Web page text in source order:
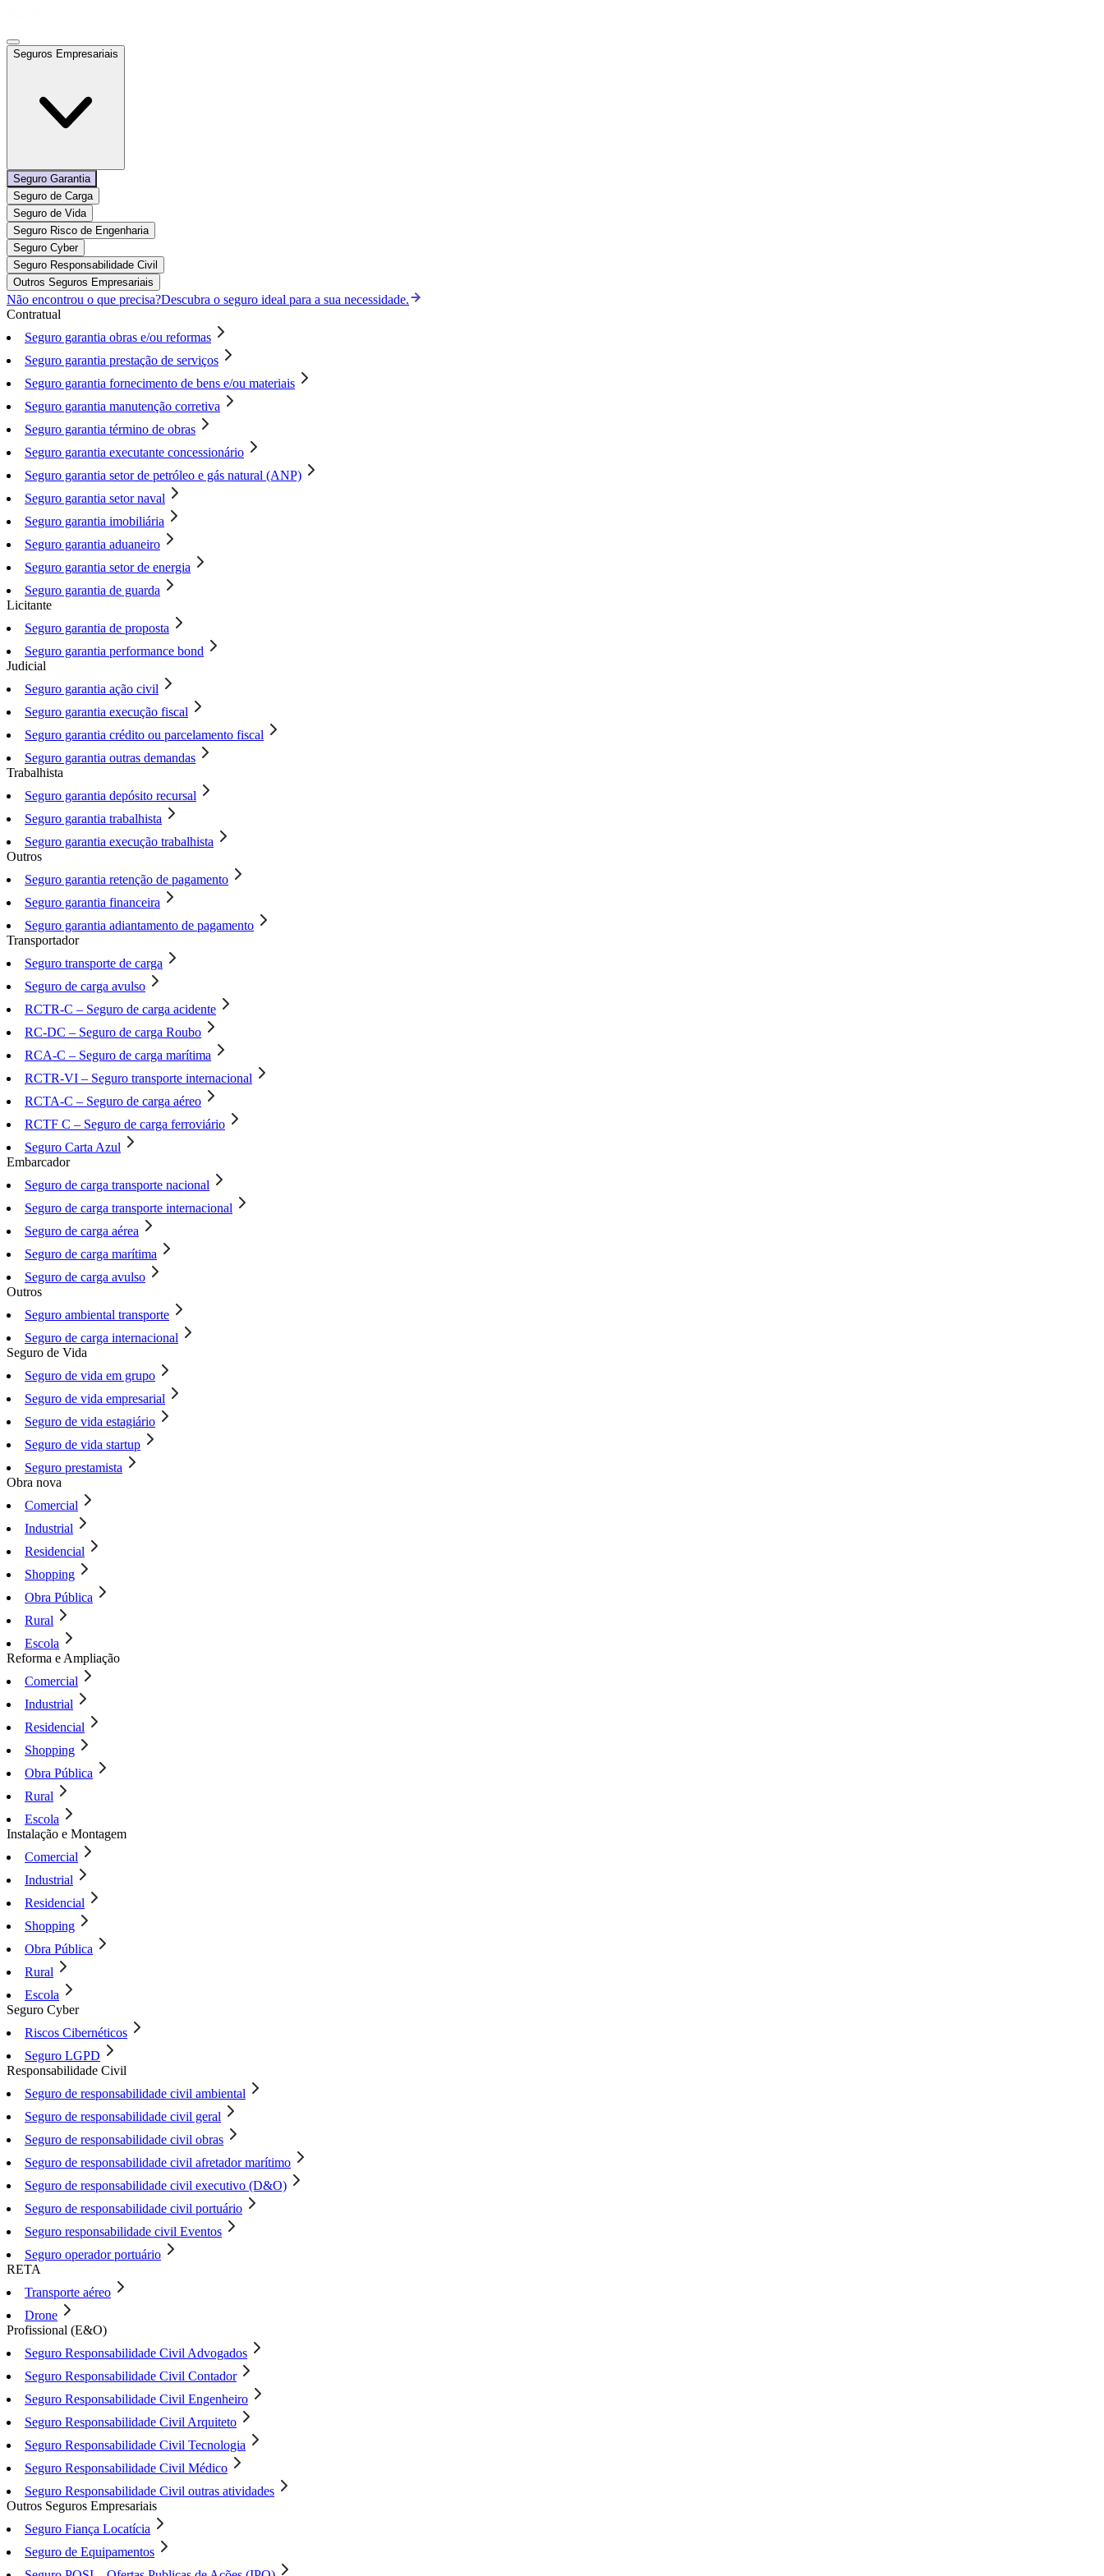
Seguros Empresariais
Seguro Garantia
Seguro de Carga
Seguro de Vida
Seguro Risco de Engenharia
Seguro Cyber
Seguro Responsabilidade Civil
Outros Seguros Empresariais
Não encontrou o que precisa?Descubra o seguro ideal para a sua necessidade.
Contratual
Seguro garantia obras e/ou reformas
Seguro garantia prestação de serviços
Seguro garantia fornecimento de bens e/ou materiais
Seguro garantia manutenção corretiva
Seguro garantia término de obras
Seguro garantia executante concessionário
Seguro garantia setor de petróleo e gás natural (ANP)
Seguro garantia setor naval
Seguro garantia imobiliária
Seguro garantia aduaneiro
Seguro garantia setor de energia
Seguro garantia de guarda
Licitante
Seguro garantia de proposta
Seguro garantia performance bond
Judicial
Seguro garantia ação civil
Seguro garantia execução fiscal
Seguro garantia crédito ou parcelamento fiscal
Seguro garantia outras demandas
Trabalhista
Seguro garantia depósito recursal
Seguro garantia trabalhista
Seguro garantia execução trabalhista
Outros
Seguro garantia retenção de pagamento
Seguro garantia financeira
Seguro garantia adiantamento de pagamento
Transportador
Seguro transporte de carga
Seguro de carga avulso
RCTR-C – Seguro de carga acidente
RC-DC – Seguro de carga Roubo
RCA-C – Seguro de carga marítima
RCTR-VI – Seguro transporte internacional
RCTA-C – Seguro de carga aéreo
RCTF C – Seguro de carga ferroviário
Seguro Carta Azul
Embarcador
Seguro de carga transporte nacional
Seguro de carga transporte internacional
Seguro de carga aérea
Seguro de carga marítima
Seguro de carga avulso
Outros
Seguro ambiental transporte
Seguro de carga internacional
Seguro de Vida
Seguro de vida em grupo
Seguro de vida empresarial
Seguro de vida estagiário
Seguro de vida startup
Seguro prestamista
Obra nova
Comercial
Industrial
Residencial
Shopping
Obra Pública
Rural
Escola
Reforma e Ampliação
Comercial
Industrial
Residencial
Shopping
Obra Pública
Rural
Escola
Instalação e Montagem
Comercial
Industrial
Residencial
Shopping
Obra Pública
Rural
Escola
Seguro Cyber
Riscos Cibernéticos
Seguro LGPD
Responsabilidade Civil
Seguro de responsabilidade civil ambiental
Seguro de responsabilidade civil geral
Seguro de responsabilidade civil obras
Seguro de responsabilidade civil afretador marítimo
Seguro de responsabilidade civil executivo (D&O)
Seguro de responsabilidade civil portuário
Seguro responsabilidade civil Eventos
Seguro operador portuário
RETA
Transporte aéreo
Drone
Profissional (E&O)
Seguro Responsabilidade Civil Advogados
Seguro Responsabilidade Civil Contador
Seguro Responsabilidade Civil Engenheiro
Seguro Responsabilidade Civil Arquiteto
Seguro Responsabilidade Civil Tecnologia
Seguro Responsabilidade Civil Médico
Seguro Responsabilidade Civil outras atividades
Outros Seguros Empresariais
Seguro Fiança Locatícia
Seguro de Equipamentos